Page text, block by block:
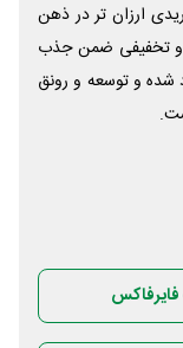
ارزان تر در ذهن
و تخفیفی ضمن جذب
شده و توسعه و رونق
فایرفاکس